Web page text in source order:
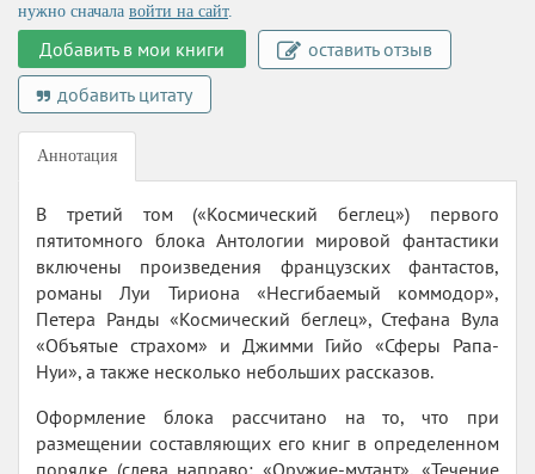
нужно сначала войти на сайт.
Добавить в мои книги
оставить отзыв
добавить цитату
Аннотация
В третий том («Космический беглец») первого
пятитомного блока Антологии мировой фантастики
включены произведения французских фантастов,
романы Луи Тириона «Несгибаемый коммодор»,
Петера Ранды «Космический беглец», Стефана Вула
«Объятые страхом» и Джимми Гийо «Сферы Рапа-
Нуи», а также несколько небольших рассказов.
Оформление блока рассчитано на то, что при
размещении составляющих его книг в определенном
порядке (слева направо: «Оружие-мутант», «Течение